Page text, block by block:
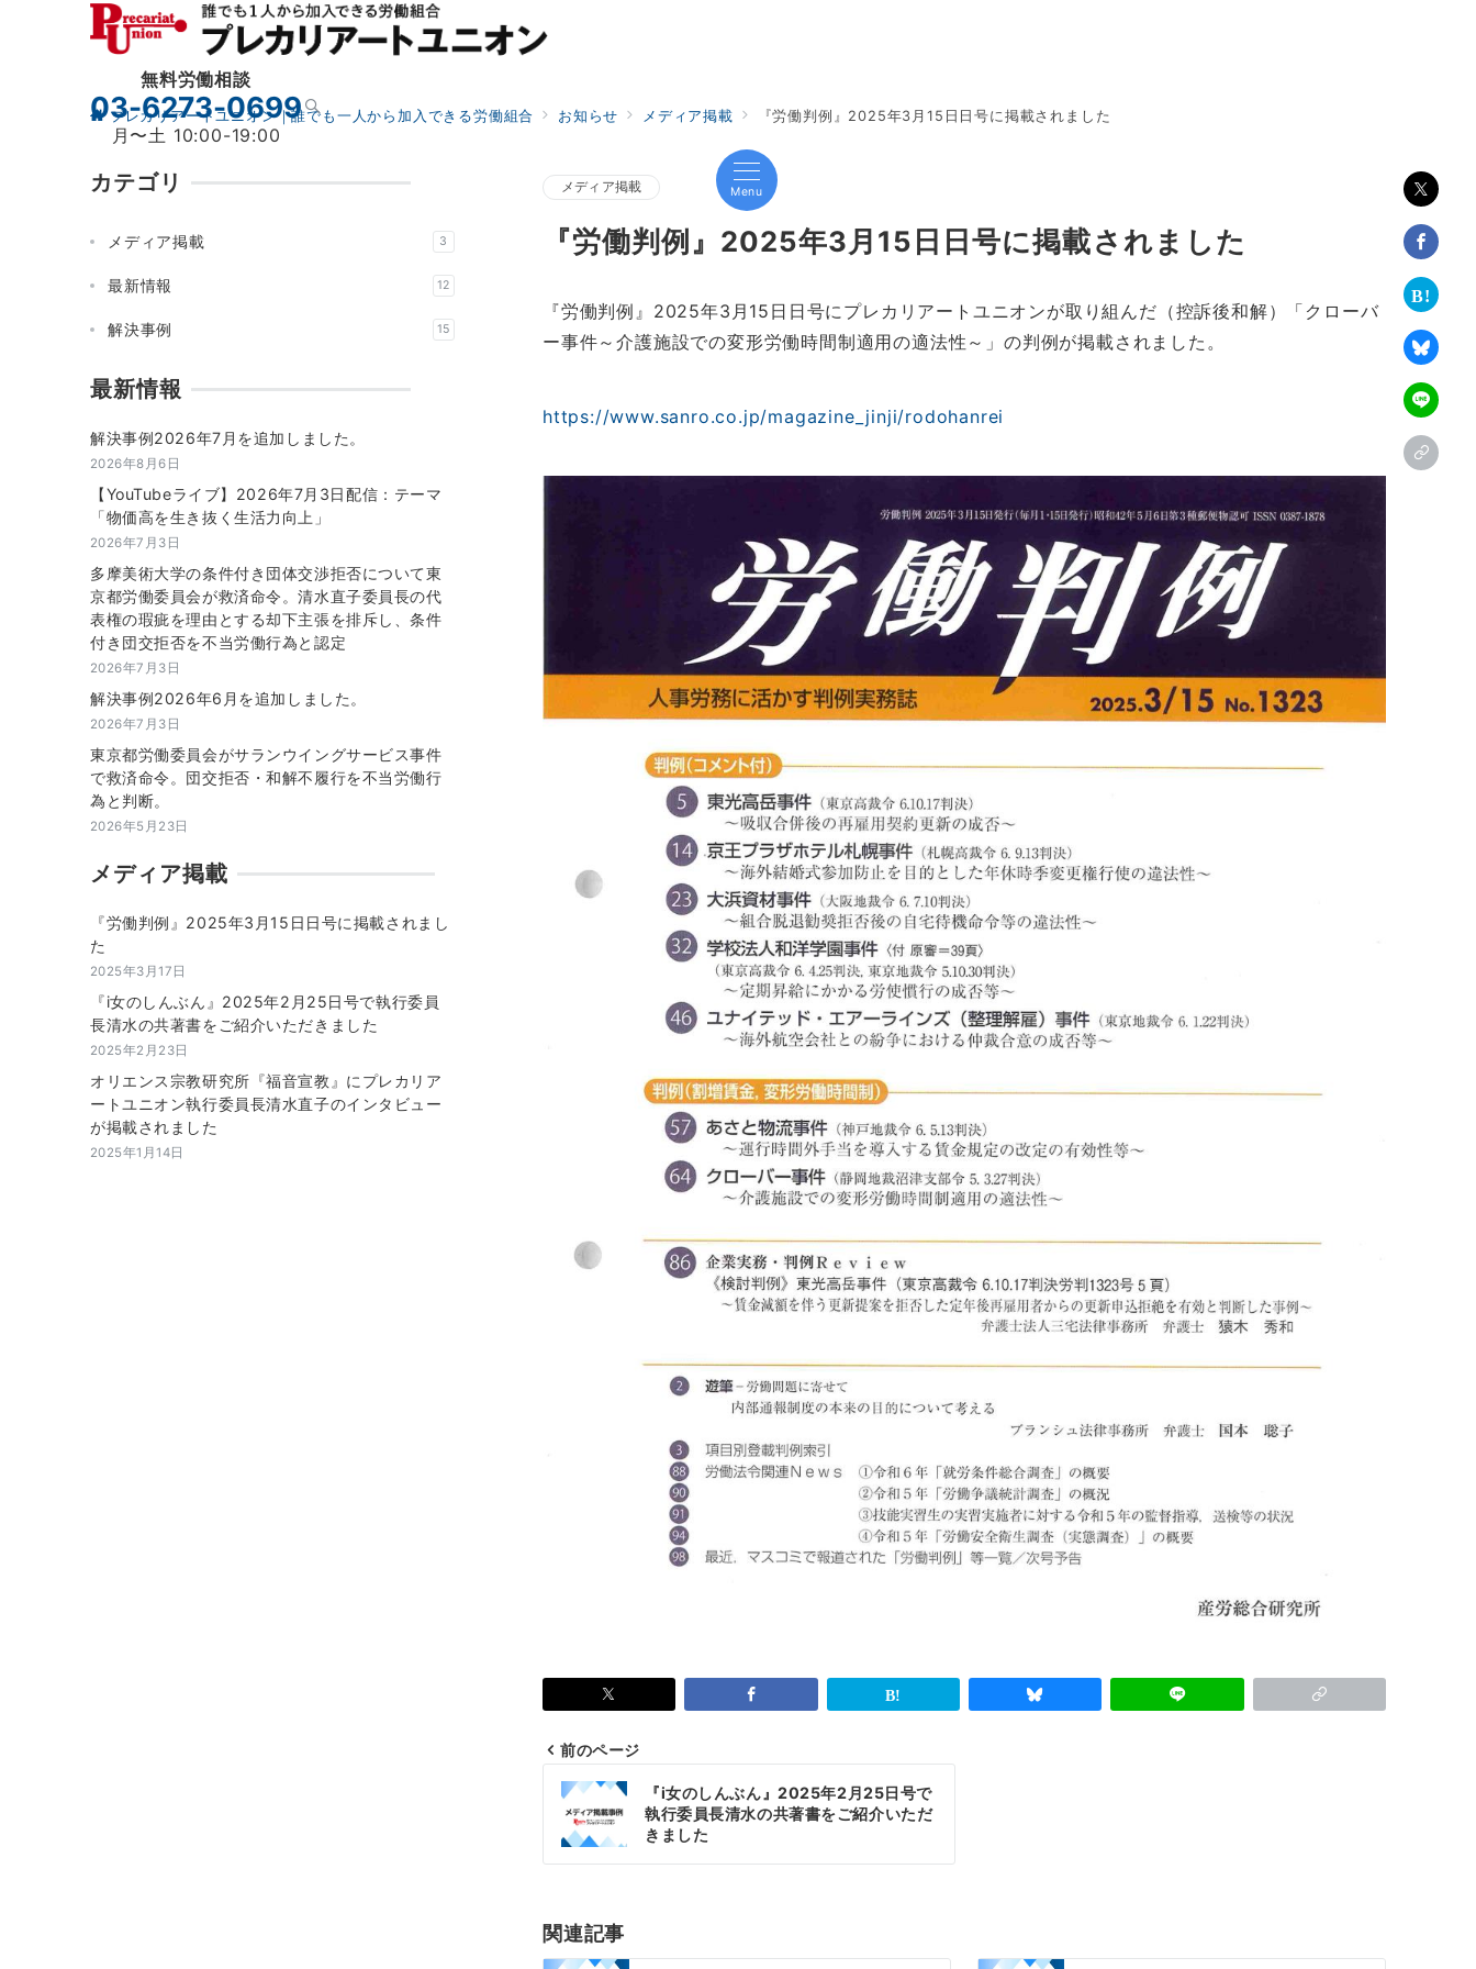
無料労働相談
03-6273-0699
月〜土 10:00-19:00
Menu
プレカリアートユニオン｜誰でも一人から加入できる労働組合 お知らせ メディア掲載 『労働判例』2025年3月15日日号に掲載されました
メディア掲載
『労働判例』2025年3月15日日号に掲載されました
『労働判例』2025年3月15日日号にプレカリアートユニオンが取り組んだ（控訴後和解）「クローバ
ー事件～介護施設での変形労働時間制適用の適法性～」の判例が掲載されました。
https://www.sanro.co.jp/magazine_jinji/rodohanrei
投
ナ
ゲ
前のページ
『i女のしんぶん』2025年2月25日号で
執行委員長清水の共著書をご紹介いただ
きました
関連記事
カテゴリ
メディア掲載 3
最新情報 12
解決事例 15
最新情報
解決事例2026年7月を追加しました。
2026年8月6日
【YouTubeライブ】2026年7月3日配信：テーマ
「物価高を生き抜く生活力向上」
2026年7月3日
多摩美術大学の条件付き団体交渉拒否について東
京都労働委員会が救済命令。清水直子委員長の代
表権の瑕疵を理由とする却下主張を排斥し、条件
付き団交拒否を不当労働行為と認定
2026年7月3日
解決事例2026年6月を追加しました。
2026年7月3日
東京都労働委員会がサランウイングサービス事件
で救済命令。団交拒否・和解不履行を不当労働行
為と判断。
2026年5月23日
メディア掲載
『労働判例』2025年3月15日日号に掲載されまし
た
2025年3月17日
『i女のしんぶん』2025年2月25日号で執行委員
長清水の共著書をご紹介いただきました
2025年2月23日
オリエンス宗教研究所『福音宣教』にプレカリア
ートユニオン執行委員長清水直子のインタビュー
が掲載されました
2025年1月14日